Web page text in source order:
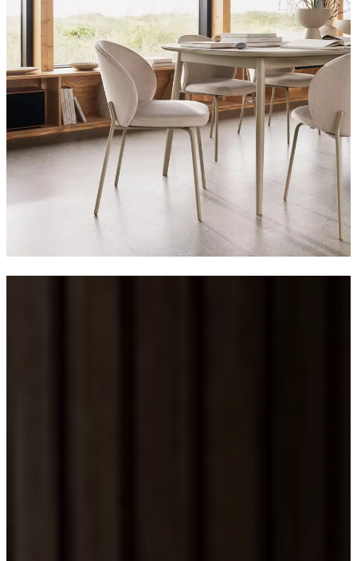
certifications
Déclaration
d’accessibilitéDevenir
franchisé
Professionals
Trade
ProgramProjectsArticles
and
news